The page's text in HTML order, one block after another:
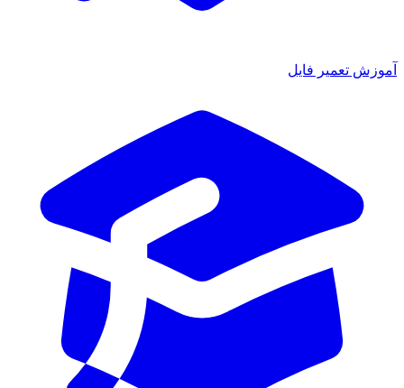
آموزش تعمیر فایل